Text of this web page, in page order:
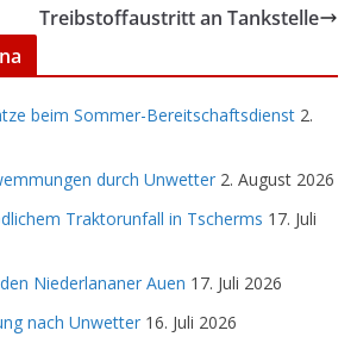
Treibstoffaustritt an Tankstelle
beim Sommer-Bereitschaftsdienst 2.
durch Unwetter 2. August 2026
Traktorunfall in Tscherms 17. Juli
Niederlananer Auen 17. Juli 2026
nach Unwetter 16. Juli 2026